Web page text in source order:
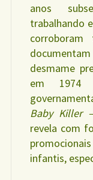
anos
trabalhando
corroboram
desmame
em 1974
Baby Killer –
revela com
infantis,